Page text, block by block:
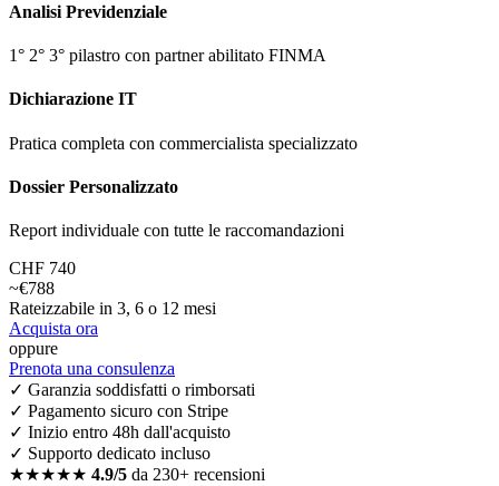
Analisi Previdenziale
1° 2° 3° pilastro con partner abilitato FINMA
Dichiarazione IT
Pratica completa con commercialista specializzato
Dossier Personalizzato
Report individuale con tutte le raccomandazioni
CHF 740
~€788
Rateizzabile in 3, 6 o 12 mesi
Acquista ora
oppure
Prenota una consulenza
✓ Garanzia soddisfatti o rimborsati
✓ Pagamento sicuro con Stripe
✓ Inizio entro 48h dall'acquisto
✓ Supporto dedicato incluso
★★★★★ 4.9/5 da 230+ recensioni